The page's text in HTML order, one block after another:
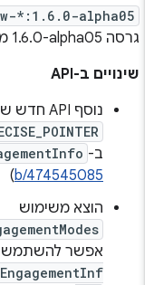
*:1.6.0-alpha05
גרסה ‎1.6.0-alpha05 מכילה את
שינויים ב-API
נוסף API חדש של
ב-
b/474545085
)
הוצא משימוש
אפשר להשתמש